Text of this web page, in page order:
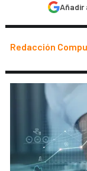
Añadir
Redacción